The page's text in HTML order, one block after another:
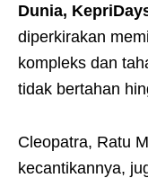
Dunia,
diperkirakan
kompleks dan
tidak bertahan
Cleopatra, Ratu
kecantikannya,